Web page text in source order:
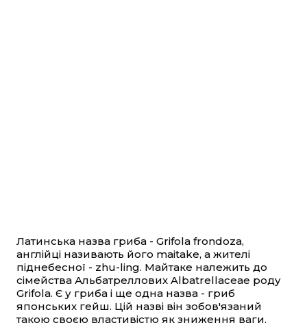
Латинська назва гриба - Grifola frondoza,
англійці називають його maitake, а жителі
піднебесної - zhu-ling. Майтаке належить до
сімейства Альбатреллових Albatrellaceae роду
Grifola. Є у гриба і ще одна назва - гриб
японських гейш. Цій назві він зобов'язаний
такою своєю властивістю як зниження ваги.